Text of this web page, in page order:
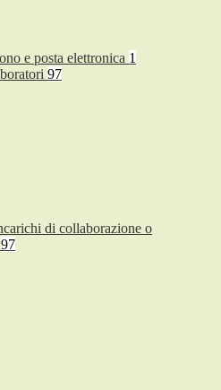
e posta elettronica 1
97
di collaborazione o
97